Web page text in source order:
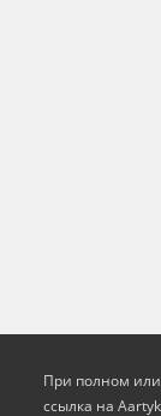
При полном
ссылка на